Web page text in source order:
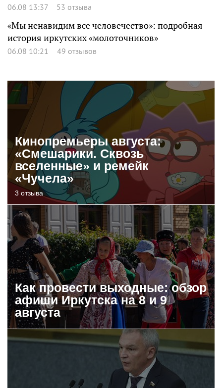
06.08 13:37 53 отзыва
«Мы ненавидим все человечество»: подробная
история иркутских «молоточников»
06.08 10:21 49 отзывов
Кинопремьеры августа:
«Смешарики. Сквозь
вселенные» и ремейк
«Чучела»
3 отзыва
Как провести выходные: обзор
афиши Иркутска на 8 и 9
августа